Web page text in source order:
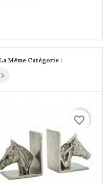
Même Catégorie :
favorite_border